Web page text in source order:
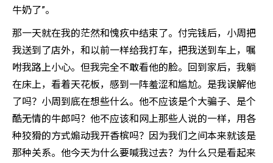
牛奶了”。
那一天就在我的茫然和愧疚中结束了。付完钱后，小周把
我送到了店外，和以前一样给我打车，把我送到车上，嘱
咐我路上小心。但我完全不敢看他的脸。回到家后，我躺
在床上，看着天花板，感到一阵羞涩和尴尬。是我误解他
了吗？小周到底在想些什么。他不应该是个大骗子、是个
酷无情的牛郎吗？他不应该和网上那些人说的一样，用各
种狡猾的方式煽动我开香槟吗？因为我们之间本来就该是
那种关系。他今天为什么要喊我过去？为什么只是看起来